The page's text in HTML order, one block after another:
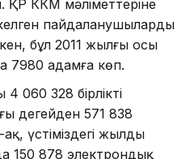
ҚР ККМ мәліметтеріне
пайдаланушылардың
бұл 2011 жылғы осы
7980 адамға көп.
060 328 бірлікті
деңгейден 571 838
үстіміздегі жылдың
150 878 электрондық